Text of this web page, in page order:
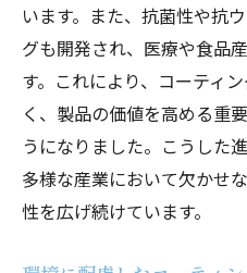
限界を打ち破る技
エーワンA1の挑
コーティング技術
イノベーションを
技術の限界を超え
未来を見据えた技
います。また、抗菌性や抗
グも開発され、医療や食品
す。これにより、コーティ
く、製品の価値を高める重
うになりました。こうした
多様な産業において欠かせ
性を広げ続けています。